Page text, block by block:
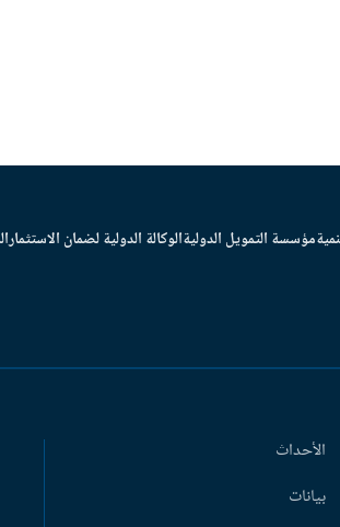
مؤسسة التمويل الدوليةالوكالة الدولية لضمان الاستثمار
الأحداث
بيانات